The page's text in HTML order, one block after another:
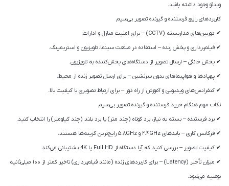
ویدئو وجود داشته باشد.
کاربردهای رایج فرستنده و گیرنده تصویر بی‌سیم
✔ دوربین‌های مداربسته (CCTV) – برای امنیت منازل و ادارات.
✔ فیلم‌برداری و پخش زنده – استفاده در صنعت سینما، تلویزیون و استریمینگ.
✔ پخش خانگی – ارسال تصویر از دستگاه‌های پخش‌کننده به تلویزیون.
✔ پهپادها و هواپیماهای بدون سرنشین – برای ارسال تصویر زنده از محیط.
✔ کنفرانس‌های ویدیویی و آموزش از راه دور – برای ارتباط تصویری با کیفیت بالا.
نکات مهم هنگام خرید فرستنده و گیرنده تصویر بی‌سیم
✔ برد فرستنده – بسته به نیاز، برد کوتاه (چند متر) یا برد بلند (چند کیلومتر) را انتخاب کنید.
✔ فرکانس کاری – باندهای ۲.۴GHz و ۵.۸GHz رایج‌ترین گزینه‌ها هستند.
✔ کیفیت تصویر – بررسی کنید که آیا دستگاه از Full HD یا 4K پشتیبانی می‌کند.
✔ میزان تأخیر (Latency) – برای کاربردهای زنده (مانند فیلم‌برداری) تاخیر کمتر از ۱۰۰ میلی‌ثانیه
توصیه می‌شود.